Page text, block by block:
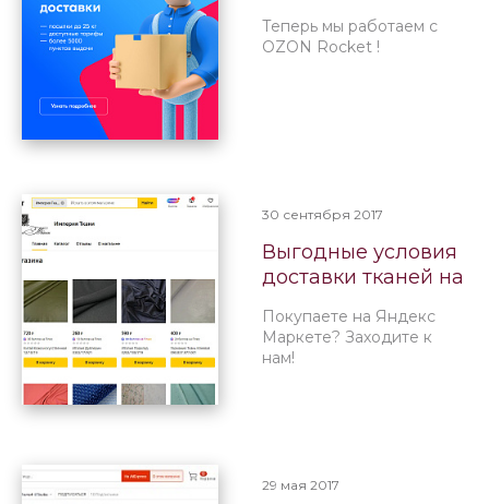
Теперь мы работаем с
OZON Rocket !
30 сентября 2017
Выгодные условия
доставки тканей на
Покупаете на Яндекс
Маркете? Заходите к
нам!
29 мая 2017